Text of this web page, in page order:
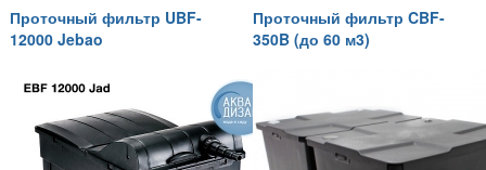
Проточный фильтр UBF-
12000 Jebao
Проточный фильтр CBF-
350B (до 60 м3)